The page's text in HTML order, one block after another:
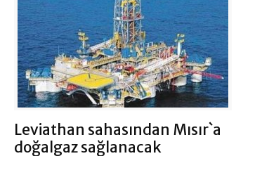
Leviathan sahasından Mısır`a
doğalgaz sağlanacak